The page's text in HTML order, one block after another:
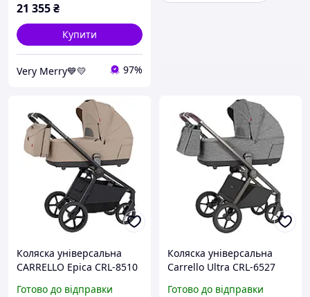
21 355₴
Купити
Very Merry💙💛 97%
Коляска універсальна
CARRELLO Epica CRL-8510
Готово до відправки
Коляска універсальна
Carrello Ultra CRL-6527
Готово до відправки